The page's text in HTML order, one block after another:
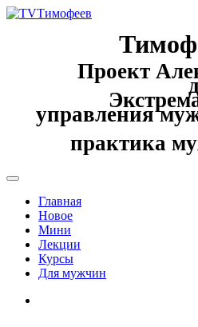
Проект
управления
практика
Главная
Новое
Мини
Лекции
Курсы
Для мужчин